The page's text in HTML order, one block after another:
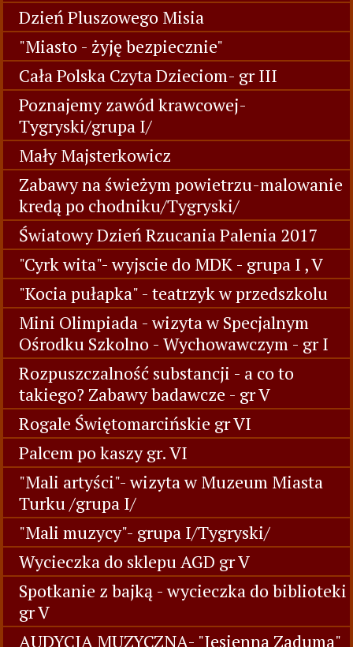
Dzień Pluszowego Misia
"Miasto - żyję bezpiecznie"
Cała Polska Czyta Dzieciom- gr III
Poznajemy zawód krawcowej-
Tygryski/grupa I/
Mały Majsterkowicz
Zabawy na świeżym powietrzu-malowanie
kredą po chodniku/Tygryski/
Światowy Dzień Rzucania Palenia 2017
"Cyrk wita"- wyjscie do MDK - grupa I , V
"Kocia pułapka" - teatrzyk w przedszkolu
Mini Olimpiada - wizyta w Specjalnym
Ośrodku Szkolno - Wychowawczym - gr I
Rozpuszczalność substancji - a co to
takiego? Zabawy badawcze - gr V
Rogale Świętomarcińskie gr VI
Palcem po kaszy gr. VI
"Mali artyści"- wizyta w Muzeum Miasta
Turku /grupa I/
"Mali muzycy"- grupa I/Tygryski/
Wycieczka do sklepu AGD gr V
Spotkanie z bajką - wycieczka do biblioteki
gr V
AUDYCJA MUZYCZNA- "Jesienna Zaduma"